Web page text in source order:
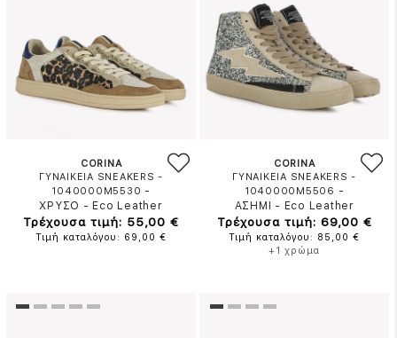
CORINA
ΓΥΝΑΙΚΕΙΑ SNEAKERS -
1040000M5530 -
ΧΡΥΣΟ - Eco Leather
Τρέχουσα τιμή: 55,00 €
Τιμή καταλόγου: 69,00 €
CORINA
ΓΥΝΑΙΚΕΙΑ SNEAKERS -
1040000M5506 -
ΑΣΗΜΙ
- Eco Leather
Τρέχουσα τιμή: 69,00 €
Τιμή καταλόγου: 85,00 €
+1 χρώμα